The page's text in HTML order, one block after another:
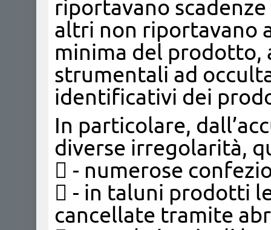
riportavano
altri non riportavano
minima del
strumentali ad
identificativi dei
In particolare,
diverse irregolarità,
 - numerose
 - in taluni prodotti
cancellate tramite